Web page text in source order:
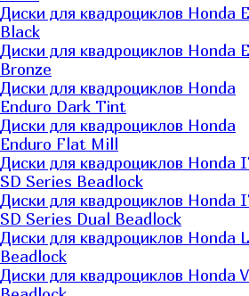
Диски для квадроциклов Honda
Black
Диски для квадроциклов Honda
Bronze
Диски для квадроциклов Honda
Enduro Dark Tint
Диски для квадроциклов Honda
Enduro Flat Mill
Диски для квадроциклов Honda
SD Series Beadlock
Диски для квадроциклов Honda
SD Series Dual Beadlock
Диски для квадроциклов Honda
Beadlock
Диски для квадроциклов Honda